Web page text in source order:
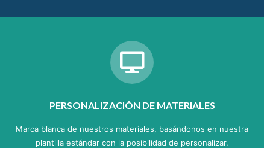
PERSONALIZACIÓN DE MATERIALES
Marca blanca de nuestros materiales, basándonos en nuestra
plantilla estándar con la posibilidad de personalizar.